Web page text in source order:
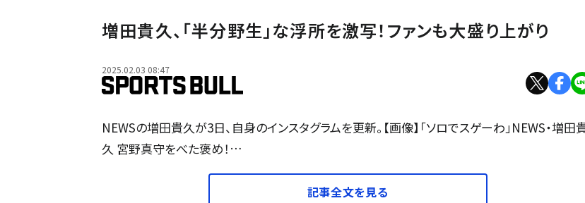
増田貴久、「半分野生」な浮所を激写！ファンも大盛り上がり
2025.02.03 08:47
NEWSの増田貴久が3日、自身のインスタグラムを更新。【画像】「ソロでスゲーわ」NEWS・増田
久 宮野真守をべた褒め！…
記事全文を見る